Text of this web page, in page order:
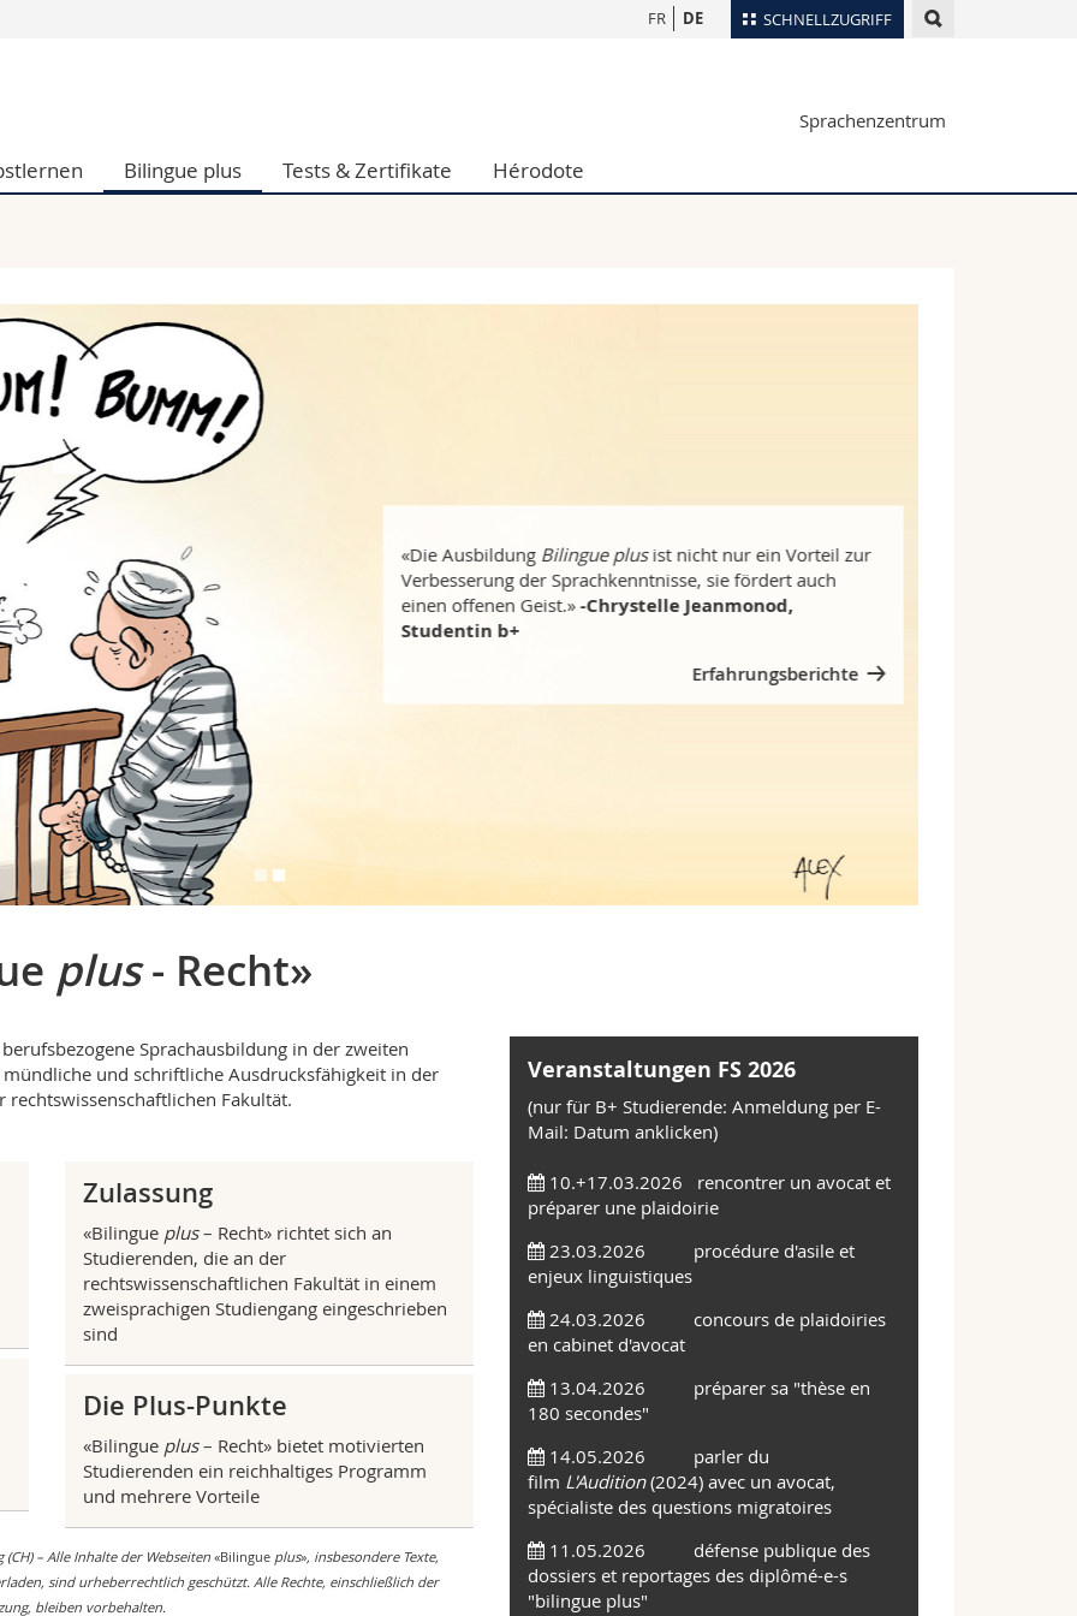
SCHNELLZUGRIFF
Fak.
und Bildungswissenschaften
Medien
Forschende
Webmail
FR DE
Sprachenzentrum
Bilingue plus Tests & Zertifikate Hérodote
«Die Ausbildung Bilingue plusist nicht nur ein Vorteil zur
Verbesserung der Sprachkenntnisse, sie fördert auch
einen offenen Geist.»-Chrystelle Jeanmonod,
Studentin b+
Erfahrungsberichte
plus- Recht»
Sprachausbildung in der zweiten
und schriftliche Ausdrucksfähigkeit in der
rechtswissenschaftlichen Fakultät.
Zulassung
«Bilingue plus– Recht» richtet sich an
Studierenden, die an der
rechtswissenschaftlichen Fakultät in einem
zweisprachigen Studiengang eingeschrieben
sind
Die Plus-Punkte
«Bilingue plus– Recht» bietet motivierten
Studierenden ein reichhaltiges Programm
und mehrere Vorteile
– Alle Inhalte der Webseiten «Bilingue plus», insbesondere Texte,
sind urheberrechtlich geschützt. Alle Rechte, einschließlich der
bleiben vorbehalten.
Veranstaltungen FS 2026
(nur für B+ Studierende: Anmeldung per E-
Mail: Datum anklicken)
10.+17.03.2026 rencontrer un avocat et
préparer une plaidoirie
23.03.2026 procédure d'asile et
enjeux linguistiques
24.03.2026 concours de plaidoiries
en cabinet d'avocat
13.04.2026 préparer sa "thèse en
180 secondes"
14.05.2026 parler du
film L'Audition(2024) avec un avocat,
spécialiste des questions migratoires
11.05.2026 défense publique des
dossiers et reportages des diplômé-e-s
"bilingue plus"